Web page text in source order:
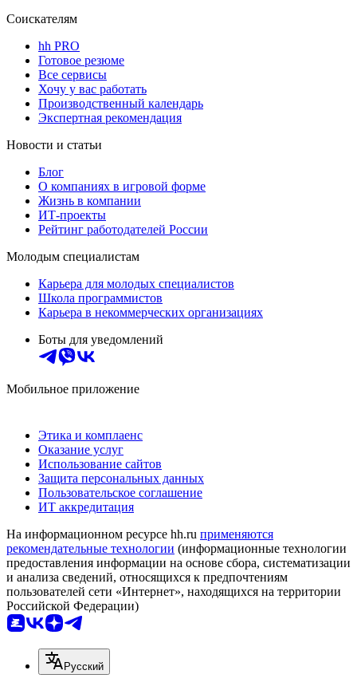
Соискателям
hh PRO
Готовое резюме
Все сервисы
Хочу у вас работать
Производственный календарь
Экспертная рекомендация
Новости и статьи
Блог
О компаниях в игровой форме
Жизнь в компании
ИТ-проекты
Рейтинг работодателей России
Молодым специалистам
Карьера для молодых специалистов
Школа программистов
Карьера в некоммерческих организациях
Боты для уведомлений
Мобильное приложение
Этика и комплаенс
Оказание услуг
Использование сайтов
Защита персональных данных
Пользовательское соглашение
ИТ аккредитация
На информационном ресурсе hh.ru применяются
рекомендательные технологии (информационные технологии
предоставления информации на основе сбора, систематизации
и анализа сведений, относящихся к предпочтениям
пользователей сети «Интернет», находящихся на территории
Российской Федерации)
Русский